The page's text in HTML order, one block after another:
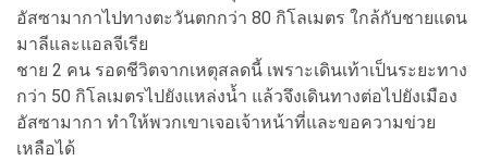
อัสซามากาไปทางตะวันตกกว่า 80 กิโลเมตร ใกล้กับชายแดน
มาลีและแอลจีเรีย
ชาย 2 คน รอดชีวิตจากเหตุสลดนี้ เพราะเดินเท้าเป็นระยะทาง
กว่า 50 กิโลเมตรไปยังแหล่งน้ำ แล้วจึงเดินทางต่อไปยังเมือง
อัสซามากา ทำให้พวกเขาเจอเจ้าหน้าที่และขอความข่วย
เหลือได้